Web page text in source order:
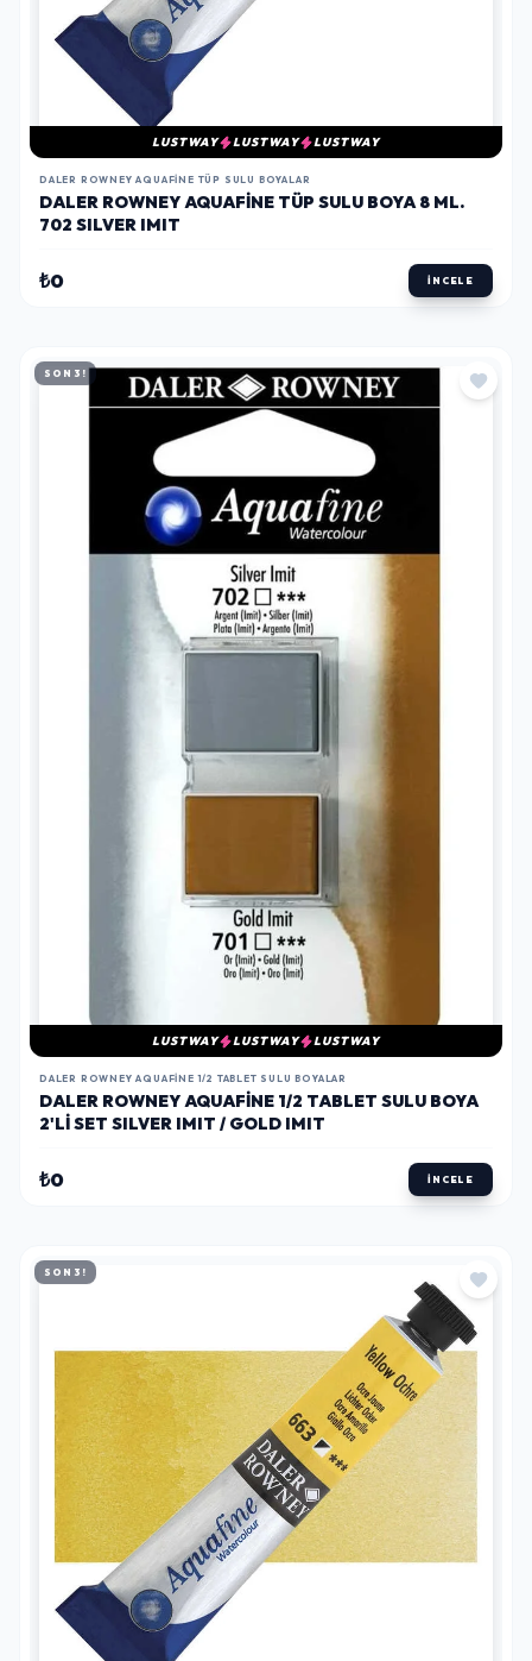
LUSTWAY LUSTWAY LUSTWAY
DALER ROWNEY AQUAFINE TÜP SULU BOYALAR
DALER ROWNEY AQUAFINE TÜP SULU BOYA 8 ML.
702 SILVER IMIT
₺0 İNCELE
SON 3!
LUSTWAY LUSTWAY LUSTWAY
DALER ROWNEY AQUAFINE 1/2 TABLET SULU BOYALAR
DALER ROWNEY AQUAFINE 1/2 TABLET SULU BOYA
2'LI SET SILVER IMIT / GOLD IMIT
₺0 İNCELE
SON 3!